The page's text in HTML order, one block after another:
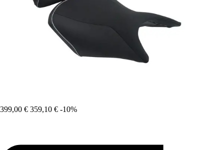
399,00 € 359,10 € -10%